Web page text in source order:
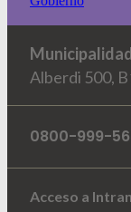
Alberdi 500,
0800-999-
Acceso a